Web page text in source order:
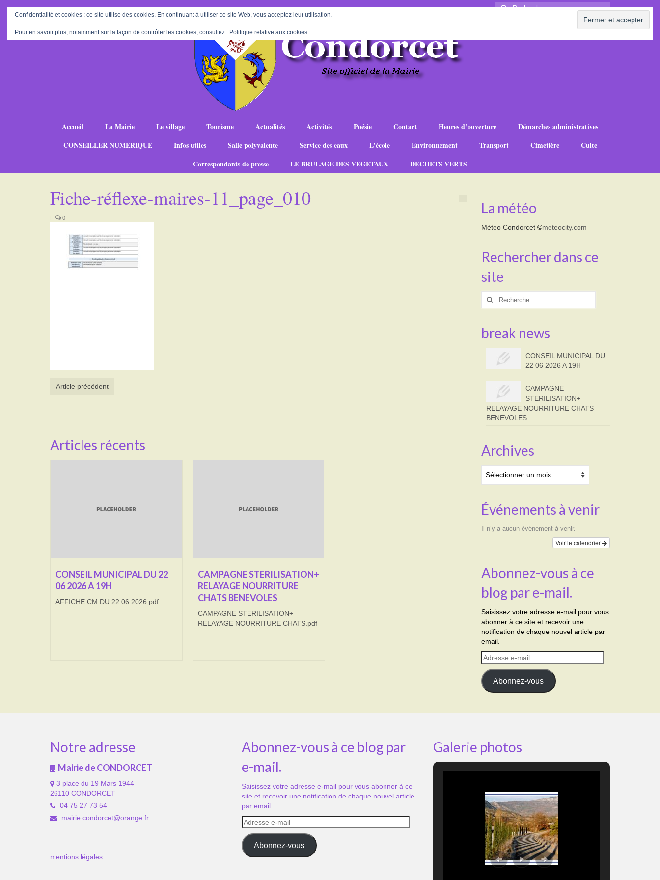
Rechercher
Accueil La Mairie Le village Tourisme Actualités Activités Poésie Contact Heures d’ouverture
Démarches administratives
CONSEILLER NUMERIQUE
Infos utiles Salle polyvalente Service des eaux L’école Environnement Transport Cimetière
Culte
Correspondants de presse
LE BRULAGE DES VEGETAUX DECHETS VERTS
Fiche-réflexe-maires-11_page_010
| 0
Article précédent
Articles récents
CONSEIL MUNICIPAL DU 22
06 2026 A 19H
AFFICHE CM DU 22 06 2026.pdf
CAMPAGNE STERILISATION+
RELAYAGE NOURRITURE
CHATS BENEVOLES
CAMPAGNE STERILISATION+
RELAYAGE NOURRITURE CHATS.pdf
La météo
Météo Condorcet©meteocity.com
Rechercher dans ce
site
Rechercher
break news
CONSEIL MUNICIPAL DU
22 06 2026 A 19H
CAMPAGNE
STERILISATION+
RELAYAGE NOURRITURE CHATS
BENEVOLES
Archives
Événements à venir
Il n’y a aucun évènement à venir.
Voir le calendrier
Abonnez-vous à ce
blog par e-mail.
Saisissez votre adresse e-mail pour vous
abonner à ce site et recevoir une
notification de chaque nouvel article par
email.
Adresse
e-
mail
Abonnez-vous
Notre adresse
Mairie de CONDORCET
3 place du 19 Mars 1944
26110 CONDORCET
04 75 27 73 54
mairie.condorcet@orange.fr
mentions légales
Abonnez-vous à ce blog par
e-mail.
Saisissez votre adresse e-mail pour vous abonner à ce
site et recevoir une notification de chaque nouvel article
par email.
Adresse
e-
mail
Abonnez-vous
Galerie photos
Confidentialité et cookies : ce site utilise des cookies. En continuant à utiliser ce site Web, vous acceptez leur utilisation.
Pour en savoir plus, notamment sur la façon de contrôler les cookies, consultez : Politique relative aux cookies